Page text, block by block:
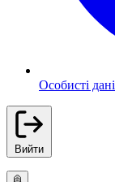
Особисті дані
Вийти